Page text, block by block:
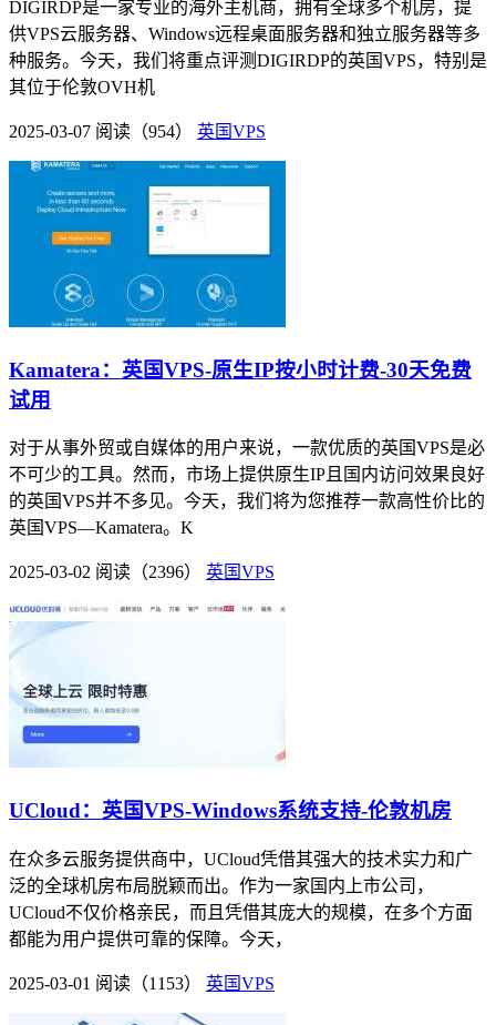
DIGIRDP是一家专业的海外主机商，拥有全球多个机房，提
供VPS云服务器、Windows远程桌面服务器和独立服务器等多
种服务。今天，我们将重点评测DIGIRDP的英国VPS，特别是
其位于伦敦OVH机
2025-03-07 阅读（954） 英国VPS
Kamatera：英国VPS-原生IP按小时计费-30天免费
试用
对于从事外贸或自媒体的用户来说，一款优质的英国VPS是必
不可少的工具。然而，市场上提供原生IP且国内访问效果良好
的英国VPS并不多见。今天，我们将为您推荐一款高性价比的
英国VPS—Kamatera。K
2025-03-02 阅读（2396） 英国VPS
UCloud：英国VPS-Windows系统支持-伦敦机房
在众多云服务提供商中，UCloud凭借其强大的技术实力和广
泛的全球机房布局脱颖而出。作为一家国内上市公司，
UCloud不仅价格亲民，而且凭借其庞大的规模，在多个方面
都能为用户提供可靠的保障。今天，
2025-03-01 阅读（1153） 英国VPS